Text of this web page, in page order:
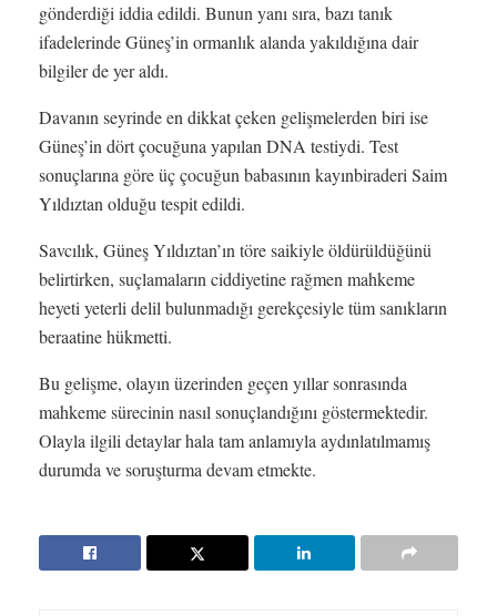
gönderdiği iddia edildi. Bunun yanı sıra, bazı tanık
ifadelerinde Güneş’in ormanlık alanda yakıldığına dair
bilgiler de yer aldı.
Davanın seyrinde en dikkat çeken gelişmelerden biri ise
Güneş’in dört çocuğuna yapılan DNA testiydi. Test
sonuçlarına göre üç çocuğun babasının kayınbiraderi Saim
Yıldıztan olduğu tespit edildi.
Savcılık, Güneş Yıldıztan’ın töre saikiyle öldürüldüğünü
belirtirken, suçlamaların ciddiyetine rağmen mahkeme
heyeti yeterli delil bulunmadığı gerekçesiyle tüm sanıkların
beraatine hükmetti.
Bu gelişme, olayın üzerinden geçen yıllar sonrasında
mahkeme sürecinin nasıl sonuçlandığını göstermektedir.
Olayla ilgili detaylar hala tam anlamıyla aydınlatılmamış
durumda ve soruşturma devam etmekte.